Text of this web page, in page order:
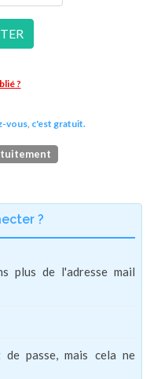
?
vous, c'est gratuit.
?
plus de l'adresse mail
passe, mais cela ne